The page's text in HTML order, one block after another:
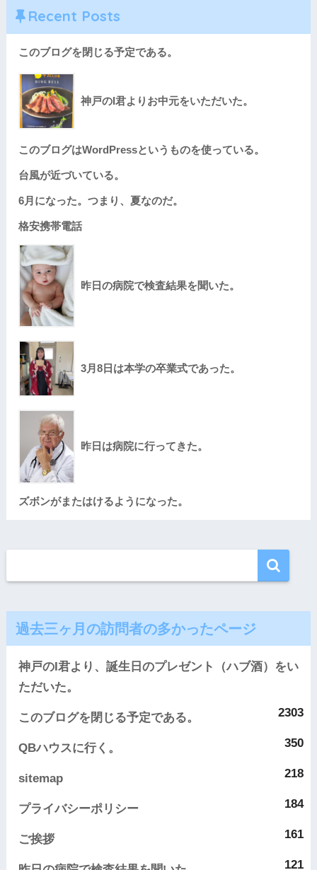
Recent Posts
このブログを閉じる予定である。
神戸のI君よりお中元をいただいた。
このブログはWordPressというものを使っている。
台風が近づいている。
6月になった。つまり、夏なのだ。
格安携帯電話
昨日の病院で検査結果を聞いた。
3月8日は本学の卒業式であった。
昨日は病院に行ってきた。
ズボンがまたはけるようになった。
過去三ヶ月の訪問者の多かったページ
神戸のI君より、誕生日のプレゼント（ハブ酒）をい
ただいた。
2303
このブログを閉じる予定である。
350
QBハウスに行く。
218
sitemap
184
プライバシーポリシー
161
ご挨拶
121